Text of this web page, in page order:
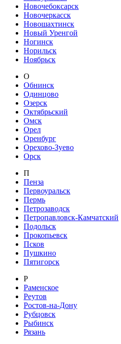
Новочебоксарск
Новочеркасск
Новошахтинск
Новый Уренгой
Ногинск
Норильск
Ноябрьск
О
Обнинск
Одинцово
Озерск
Октябрьский
Омск
Орел
Оренбург
Орехово-Зуево
Орск
П
Пенза
Первоуральск
Пермь
Петрозаводск
Петропавловск-Камчатский
Подольск
Прокопьевск
Псков
Пушкино
Пятигорск
Р
Раменское
Реутов
Ростов-на-Дону
Рубцовск
Рыбинск
Рязань